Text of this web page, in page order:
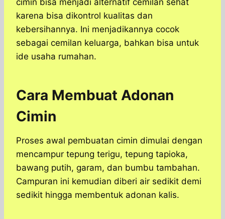
cimin bisa menjadi alternatif cemilan sehat
karena bisa dikontrol kualitas dan
kebersihannya. Ini menjadikannya cocok
sebagai cemilan keluarga, bahkan bisa untuk
ide usaha rumahan.
Cara Membuat Adonan
Cimin
Proses awal pembuatan cimin dimulai dengan
mencampur tepung terigu, tepung tapioka,
bawang putih, garam, dan bumbu tambahan.
Campuran ini kemudian diberi air sedikit demi
sedikit hingga membentuk adonan kalis.